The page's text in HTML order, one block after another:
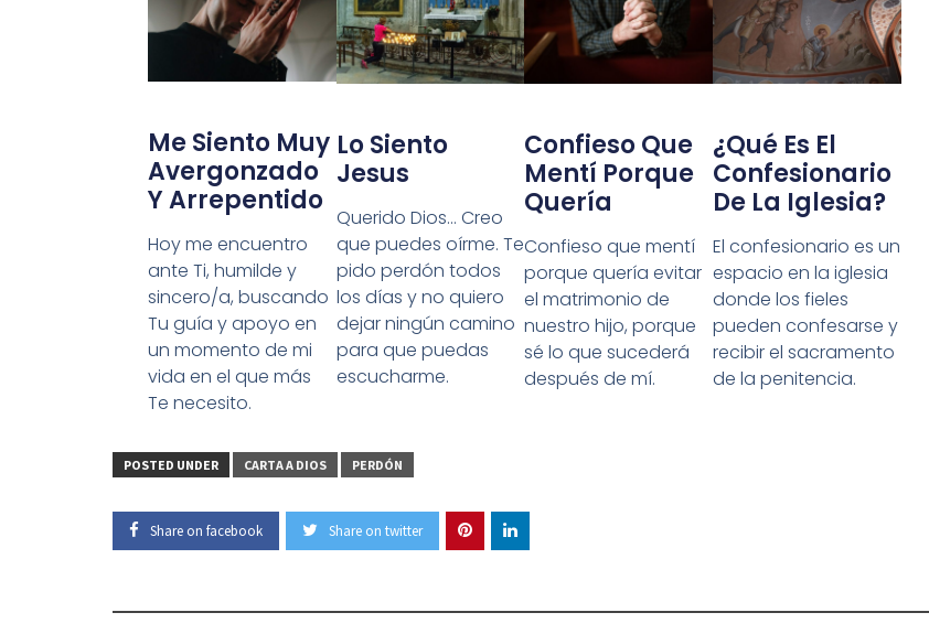
Me Siento Muy
Avergonzado
Y Arrepentido
Hoy me encuentro
ante Ti, humilde y
sincero/a, buscando
Tu guía y apoyo en
un momento de mi
vida en el que más
Te necesito.
Lo Siento
Jesus
Querido Dios… Creo
que puedes oírme. Te
pido perdón todos
los días y no quiero
dejar ningún camino
para que puedas
escucharme.
Confieso Que
Mentí Porque
Quería
Confieso que mentí
porque quería evitar
el matrimonio de
nuestro hijo, porque
sé lo que sucederá
después de mí.
¿Qué Es El
Confesionario
De La Iglesia?
El confesionario es un
espacio en la iglesia
donde los fieles
pueden confesarse y
recibir el sacramento
de la penitencia.
POSTED UNDER CARTA A DIOS PERDÓN
Share on facebook Share on twitter